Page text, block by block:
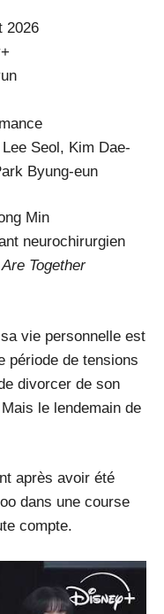
2026
Seol, Kim Dae-
Byung-eun
Min
neurochirurgien
Together
vie personnelle est
période de tensions
divorcer de son
le lendemain de
après avoir été
dans une course
compte.